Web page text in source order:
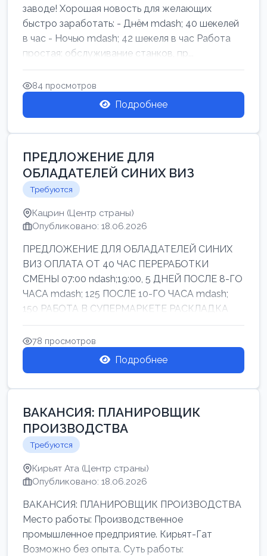
заводе! Хорошая новость для желающих
быстро заработать: - Днём mdash; 40 шекелей
в час - Ночью mdash; 42 шекеля в час Работа
простая: обслуживание станков, пр...
84 просмотров
Подробнее
ПРЕДЛОЖЕНИЕ ДЛЯ
ОБЛАДАТЕЛЕЙ СИНИХ ВИЗ
Требуются
Кацрин (Центр страны)
Опубликовано: 18.06.2026
ПРЕДЛОЖЕНИЕ ДЛЯ ОБЛАДАТЕЛЕЙ СИНИХ
ВИЗ ОПЛАТА ОТ 40 ЧАС ПЕРЕРАБОТКИ
СМЕНЫ 07:00 ndash;19:00, 5 ДНЕЙ ПОСЛЕ 8-ГО
ЧАСА mdash; 125 ПОСЛЕ 10-ГО ЧАСА mdash;
150 РАБОТА В СУПЕРМАРКЕТЕ РАСКЛАДКА
ТОВАРОВ НЕ ТЯЖ...
78 просмотров
Подробнее
ВАКАНСИЯ: ПЛАНИРОВЩИК
ПРОИЗВОДСТВА
Требуются
Кирьят Ата (Центр страны)
Опубликовано: 18.06.2026
ВАКАНСИЯ: ПЛАНИРОВЩИК ПРОИЗВОДСТВА
Место работы: Производственное
промышленное предприятие. Кирьят-Гат
Возможно без опыта. Суть работы: